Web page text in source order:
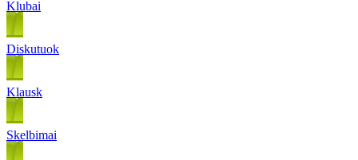
Klubai
Diskutuok
Klausk
Skelbimai